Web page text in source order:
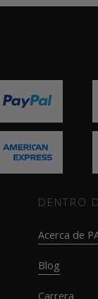
DENTRO
Acerca de
Blog
Carrera